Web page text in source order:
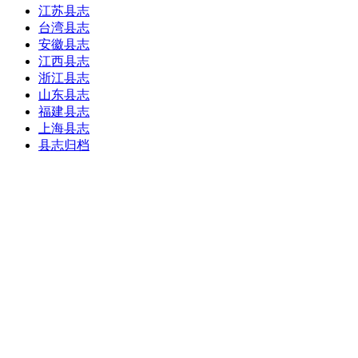
江苏县志
台湾县志
安徽县志
江西县志
浙江县志
山东县志
福建县志
上海县志
县志归档